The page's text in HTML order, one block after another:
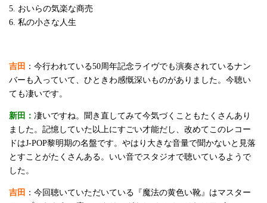
5. おいらの気楽な商売
6. 私の小さな人生
吉田 ：今行われている50周年記念ライヴでも演奏されているナン
バーも入っていて、ひときわ感慨深いものがありました。今聴い
ても凄いです。
新田： 凄いですね。聞き直してみて今気づくこともたくさんあり
ました。記憶していた以上にすごい才能だし、改めてこのレコー
ドはJ-POP黎明期の名盤です。やはり大きな音量で聞かないと見落
とすことがたくさんある。いい音でスタジオで聴いているようで
した。
吉田 ：今回聴いていただいている『魔法の黄色い靴』はマスター